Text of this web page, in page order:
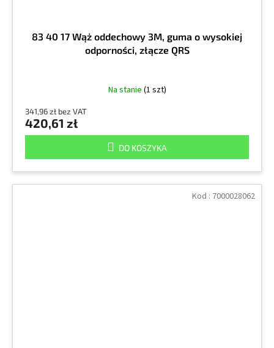
83 40 17 Wąż oddechowy 3M, guma o wysokiej
odporności, złącze QRS
Na stanie (1 szt)
341,96 zł bez VAT
420,61 zł
DO KOSZYKA
Kod : 7000028062